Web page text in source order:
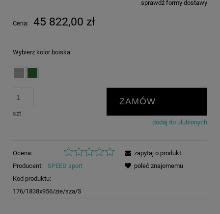
Cena nie zawiera ewentualnych kosztów płatnościsprawdź formy dostawy
Cena: 45 822,00 zł
Wybierz kolor boiska:
szt.
ZAMÓW
dodaj do ulubionych
Ocena:
Producent:
SPEED sport
Kod produktu:
176/1838x956/zie/sza/S
zapytaj o produkt
poleć znajomemu